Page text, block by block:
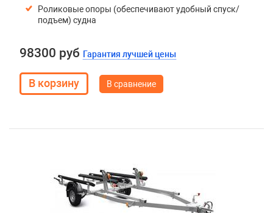
Роликовые опоры (обеспечивают удобный спуск/
подъем) судна
98300 руб Гарантия лучшей цены
В сравнение